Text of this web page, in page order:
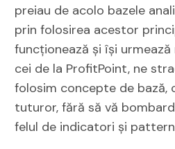
preiau de acolo bazele
prin folosirea acestor
funcționează și își
cei de la ProfitPoint, ne
folosim concepte de bază,
tuturor, fără să vă
felul de indicatori și